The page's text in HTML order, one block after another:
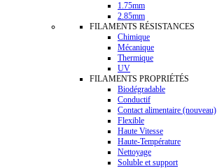
1.75mm
2.85mm
FILAMENTS RÉSISTANCES
Chimique
Mécanique
Thermique
UV
FILAMENTS PROPRIÉTÉS
Biodégradable
Conductif
Contact alimentaire (nouveau)
Flexible
Haute Vitesse
Haute-Température
Nettoyage
Soluble et support